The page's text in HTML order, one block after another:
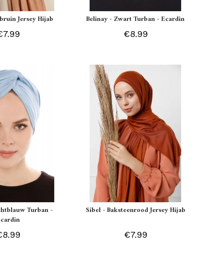
Jersey Hijab Belinay - Zwart Turban - Ecardin
€8.99
Turban -
Sibel - Baksteenrood Jersey Hijab
€7.99